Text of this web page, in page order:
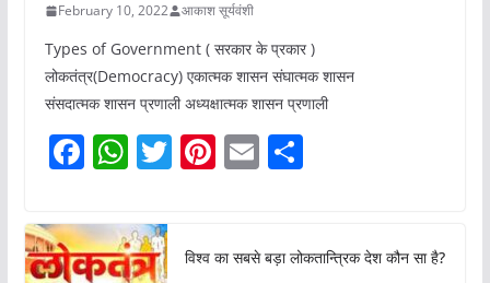
February 10, 2022 आकाश सूर्यवंशी
Types of Government ( सरकार के प्रकार )
लोकतंत्र(Democracy) एकात्मक शासन संघात्मक शासन
संसदात्मक शासन प्रणाली अध्यक्षात्मक शासन प्रणाली
F
c
e
W
at
s
T
er
Pi
e
E
l
S
e
विश्व का सबसे बड़ा लोकतान्त्रिक देश कौन सा है?